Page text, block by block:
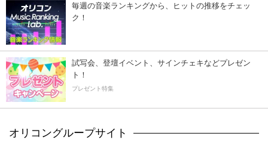
毎週の音楽ランキングから、ヒットの推移をチェッ
ク！
試写会、登壇イベント、サインチェキなどプレゼン
ト！
プレゼント特集
オリコングループサイト